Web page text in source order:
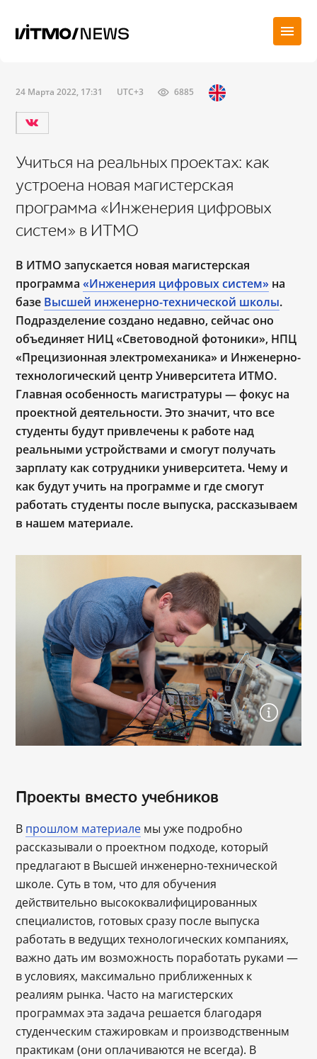
24 Марта 2022, 17:31 UTC+3 6885
Учиться на реальных проектах: как
устроена новая магистерская
программа «Инженерия цифровых
систем» в ИТМО
В ИТМО запускается новая магистерская
программа«Инженерия цифровых систем» на
базе Высшей инженерно-технической школы.
Подразделение создано недавно, сейчас оно
объединяет НИЦ «Световодной фотоники», НПЦ
«Прецизионная электромеханика» и Инженерно-
технологический центр Университета ИТМО.
Главная особенность магистратуры — фокус на
проектной деятельности. Это значит, что все
студенты будут привлечены к работе над
реальными устройствами и смогут получать
зарплату как сотрудники университета. Чему и
как будут учить на программе и где смогут
работать студенты после выпуска, рассказываем
в нашем материале.
Проекты вместо учебников
В прошлом материале мы уже подробно
рассказывали о проектном подходе, который
предлагают в Высшей инженерно-технической
школе. Суть в том, что для обучения
действительно высококвалифицированных
специалистов, готовых сразу после выпуска
работать в ведущих технологических компаниях,
важно дать им возможность поработать руками ―
в условиях, максимально приближенных к
реалиям рынка. Часто на магистерских
программах эта задача решается благодаря
студенческим стажировкам и производственным
практикам (они оплачиваются не всегда). В